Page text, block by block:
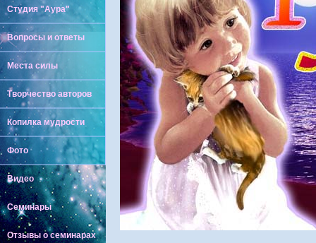
Студия "Аура"
Вопросы и ответы
Места силы
Творчество авторов
Копилка мудрости
Фото
Видео
Семинары
Отзывы о семинарах